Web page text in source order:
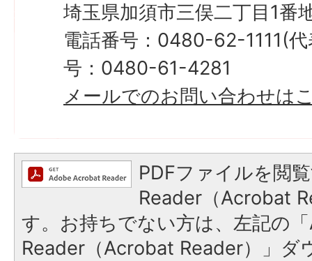
埼玉県加須市三俣二丁目1番
電話番号：0480-62-1111(
号：0480-61-4281
メールでのお問い合わせは
PDFファイルを閲
Reader（Acrobat
す。お持ちでない方は、左記の
Reader（Acrobat Reader）」ダ